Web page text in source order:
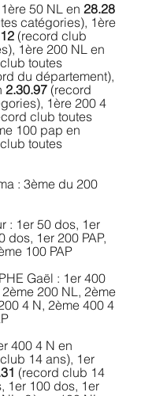
50 NL en 28.28
catégories), 1ère
(record club
1ère 200 NL en
toutes
du département),
2.30.97 (record
1ère 200 4
club toutes
100 pap en
toutes
: 3ème du 200
: 1er 50 dos, 1er
dos, 1er 200 PAP,
100 PAP
Gaël : 1er 400
200 NL, 2ème
4 N, 2ème 400 4
400 4 N en
14 ans), 1er
(record club 14
1er 100 dos, 1er